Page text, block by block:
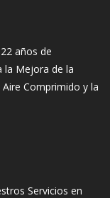
años de
la Mejora de la
Comprimido y la
Servicios en